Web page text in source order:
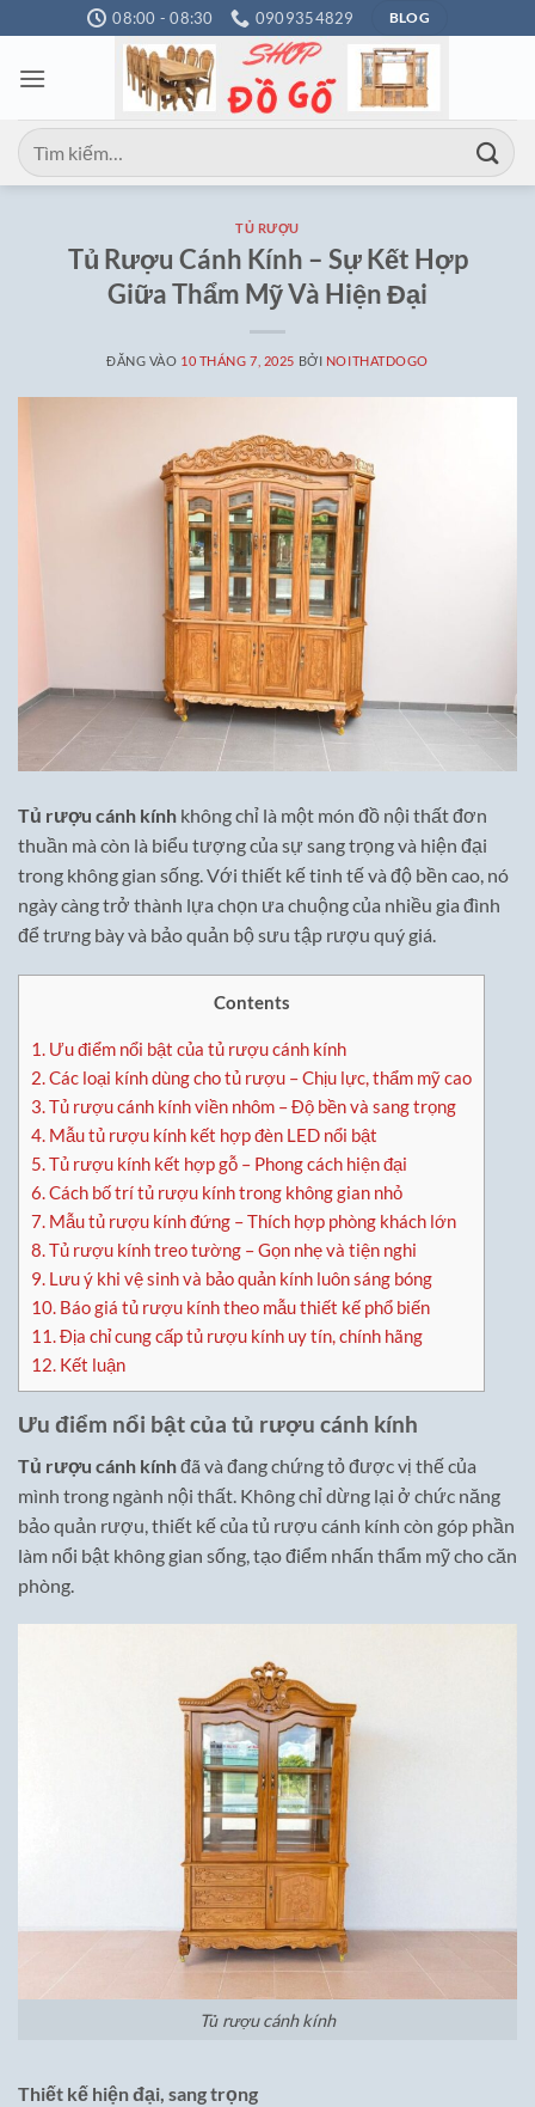
qua
nội
08:00 - 08:30 0909354829 BLOG
Tìm
kiếm:
TỦ RƯỢU
Tủ Rượu Cánh Kính – Sự Kết Hợp
Giữa Thẩm Mỹ Và Hiện Đại
ĐĂNG VÀO 10 THÁNG 7, 2025 BỞI NOITHATDOGO
Tủ rượu cánh kính không chỉ là một món đồ nội thất đơn
thuần mà còn là biểu tượng của sự sang trọng và hiện đại
trong không gian sống. Với thiết kế tinh tế và độ bền cao, nó
ngày càng trở thành lựa chọn ưa chuộng của nhiều gia đình
để trưng bày và bảo quản bộ sưu tập rượu quý giá.
Contents
1. Ưu điểm nổi bật của tủ rượu cánh kính
2.Các loại kính dùng cho tủ rượu – Chịu lực, thẩm mỹ cao
3.Tủ rượu cánh kính viền nhôm – Độ bền và sang trọng
4. Mẫu tủ rượu kính kết hợp đèn LED nổi bật
5.Tủ rượu kính kết hợp gỗ – Phong cách hiện đại
6.Cách bố trí tủ rượu kính trong không gian nhỏ
7. Mẫu tủ rượu kính đứng – Thích hợp phòng khách lớn
8.Tủ rượu kính treo tường – Gọn nhẹ và tiện nghi
9. Lưu ý khi vệ sinh và bảo quản kính luôn sáng bóng
10. Báo giá tủ rượu kính theo mẫu thiết kế phổ biến
11.Địa chỉ cung cấp tủ rượu kính uy tín, chính hãng
12. Kết luận
Ưu điểm nổi bật của tủ rượu cánh kính
Tủ rượu cánh kínhđã và đang chứng tỏ được vị thế của
mình trong ngành nội thất. Không chỉ dừng lại ở chức năng
bảo quản rượu, thiết kế của tủ rượu cánh kính còn góp phần
làm nổi bật không gian sống, tạo điểm nhấn thẩm mỹ cho căn
phòng.
Tủ rượu cánh kính
Thiết kế hiện đại, sang trọng